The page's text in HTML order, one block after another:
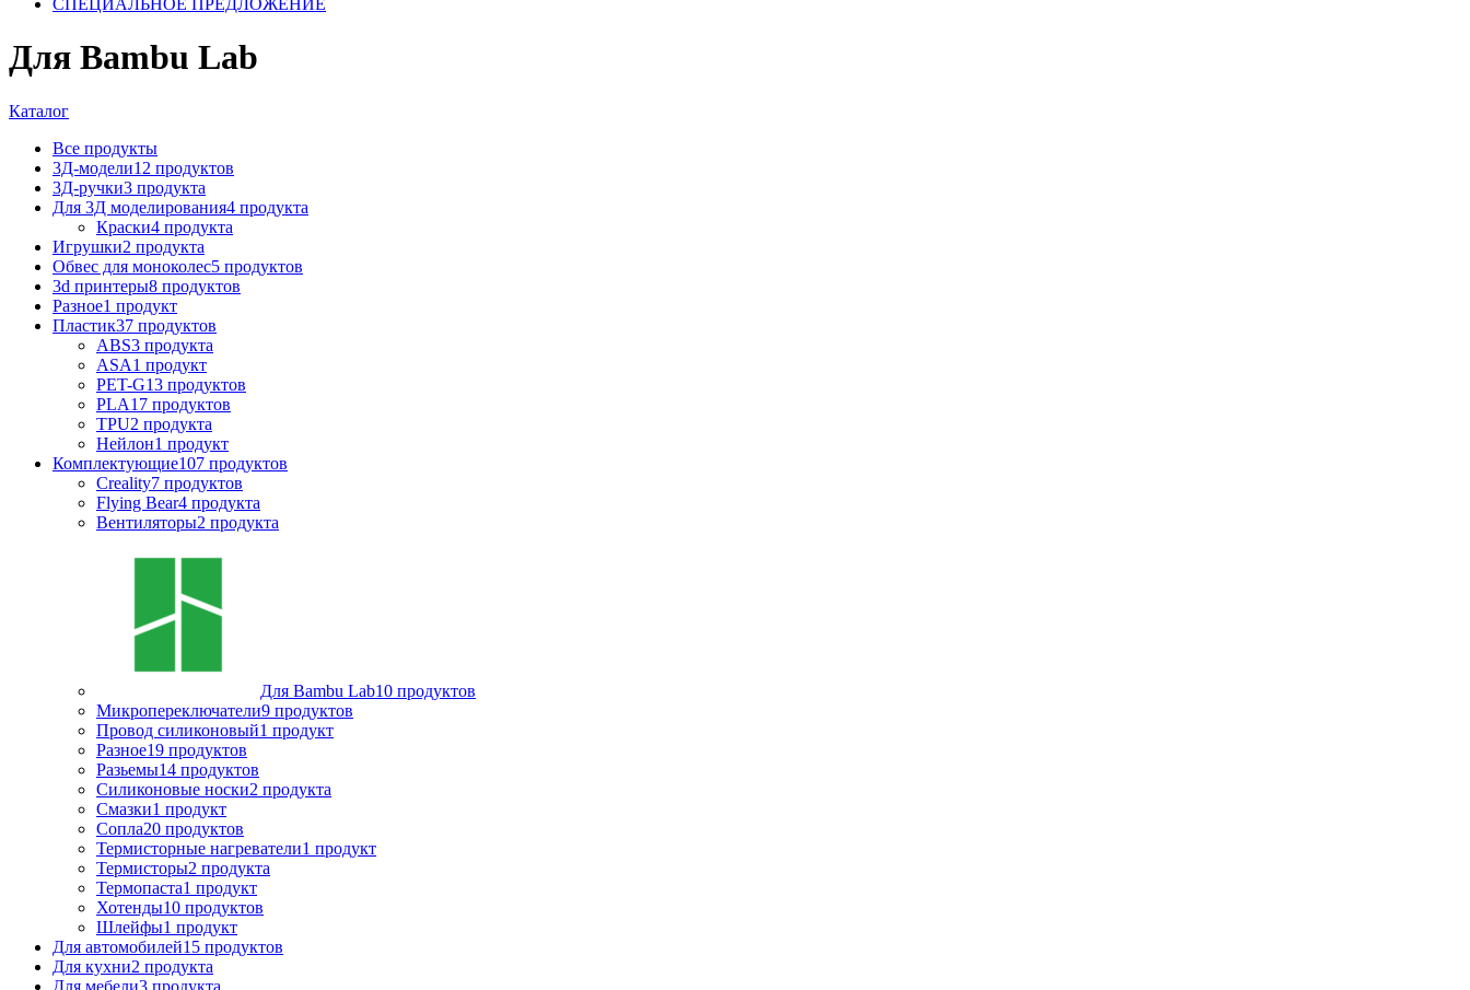
СПЕЦИАЛЬНОЕ ПРЕДЛОЖЕНИЕ
Для Bambu Lab
Каталог
Все продукты
3Д-модели12 продуктов
3Д-ручки3 продукта
Для 3Д моделирования4 продукта
Краски4 продукта
Игрушки2 продукта
Обвес для моноколес5 продуктов
3d принтеры8 продуктов
Разное1 продукт
Пластик37 продуктов
ABS3 продукта
ASA1 продукт
PET-G13 продуктов
PLA17 продуктов
TPU2 продукта
Нейлон1 продукт
Комплектующие107 продуктов
Creality7 продуктов
Flying Bear4 продукта
Вентиляторы2 продукта
Для Bambu Lab10 продуктов
Микропереключатели9 продуктов
Провод силиконовый1 продукт
Разное19 продуктов
Разьемы14 продуктов
Силиконовые носки2 продукта
Смазки1 продукт
Сопла20 продуктов
Термисторные нагреватели1 продукт
Термисторы2 продукта
Термопаста1 продукт
Хотенды10 продуктов
Шлейфы1 продукт
Для автомобилей15 продуктов
Для кухни2 продукта
Для мебели3 продукта